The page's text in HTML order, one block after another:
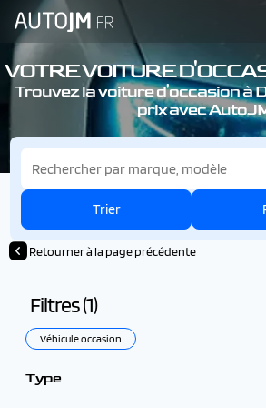
VOTRE VOITURE
Trouvez la voiture d'occasion à
prix avec
Trier
Retourner à la page précédente
Filtres (1)
Véhicule occasion
Type